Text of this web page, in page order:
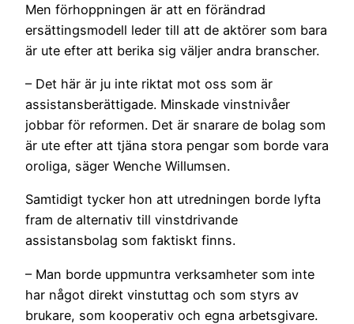
Men förhoppningen är att en förändrad
ersättingsmodell leder till att de aktörer som bara
är ute efter att berika sig väljer andra branscher.
– Det här är ju inte riktat mot oss som är
assistansberättigade. Minskade vinstnivåer
jobbar för reformen. Det är snarare de bolag som
är ute efter att tjäna stora pengar som borde vara
oroliga, säger Wenche Willumsen.
Samtidigt tycker hon att utredningen borde lyfta
fram de alternativ till vinstdrivande
assistansbolag som faktiskt finns.
– Man borde uppmuntra verksamheter som inte
har något direkt vinstuttag och som styrs av
brukare, som kooperativ och egna arbetsgivare.